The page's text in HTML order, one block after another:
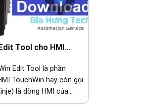
Tool cho HMI
Edit Tool là phần
TouchWin hay còn gọi
là dòng HMI của
khả năng [...]